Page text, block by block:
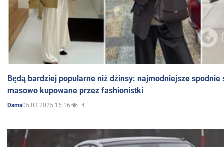
Będą bardziej popularne niż dżinsy: najmodniejsze spodnie
masowo kupowane przez fashionistki
Dama05.03.2025 16:16 4